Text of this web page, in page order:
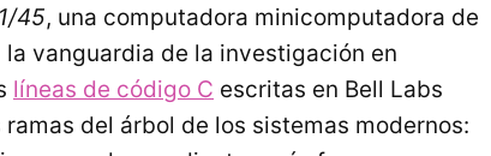
45, una computadora minicomputadora de
vanguardia de la investigación en
líneas de código C escritas en Bell Labs
del árbol de los sistemas modernos: